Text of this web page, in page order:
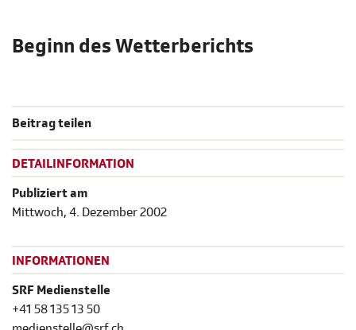
Beginn des Wetterberichts
Beitrag teilen
DETAILINFORMATION
Publiziert am
Mittwoch, 4. Dezember 2002
INFORMATIONEN
SRF Medienstelle
+41 58 135 13 50